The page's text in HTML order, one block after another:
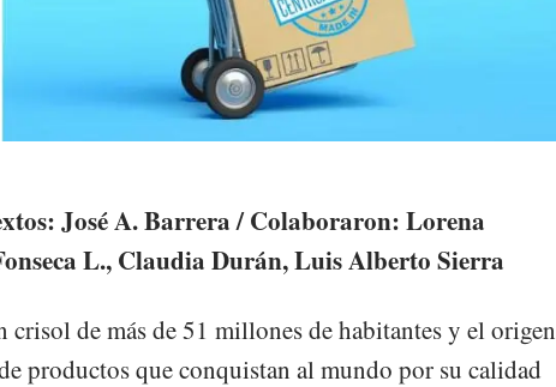
José A. Barrera / Colaboraron: Lorena
L., Claudia Durán, Luis Alberto Sierra
crisol de más de 51 millones de habitantes y el origen
productos que conquistan al mundo por su calidad